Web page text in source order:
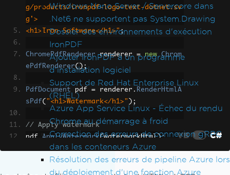
Windows Nano Server / Servercore dans
.Net6 ne supportent pas System.Drawing
Dossier des environnements d'exécution
IronPDF
Ajouter IronPDF à un programme
d'installation logiciel
Support de Red Hat Enterprise Linux
(RHEL)
Azure App Service Linux - Échec du rendu
Chrome au démarrage à froid
Correction des erreurs de connexion gRPC
dans les conteneurs Azure
Résolution des erreurs de pipeline Azure lors
du déploiement d'une fonction Azure
g/products/ironpdf-logo-text-dotnet.sv
g'>
<h1>Iron Software</h1>";
ChromePdfRenderer renderer = new
Chrom
ePdfRenderer();
PdfDocument pdf = renderer . RenderHtmlA
sPdf( "<h1>Watermark</h1>" );
// Apply watermark
pdf
ApplyWatermark(watermarkHtml);
.SaveAs( "watermark.pdf" );
VB C#